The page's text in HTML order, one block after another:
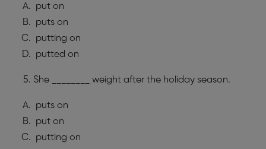
put on
puts on
putting on
putted on
She ________ weight after the holiday season.
puts on
put on
putting on